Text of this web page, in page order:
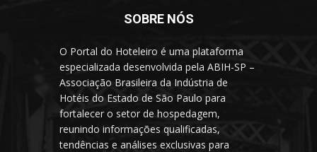
SOBRE NÓS
O Portal do Hoteleiro é uma plataforma
especializada desenvolvida pela ABIH-SP –
Associação Brasileira da Indústria de
Hotéis do Estado de São Paulo para
fortalecer o setor de hospedagem,
reunindo informações qualificadas,
tendências e análises exclusivas para